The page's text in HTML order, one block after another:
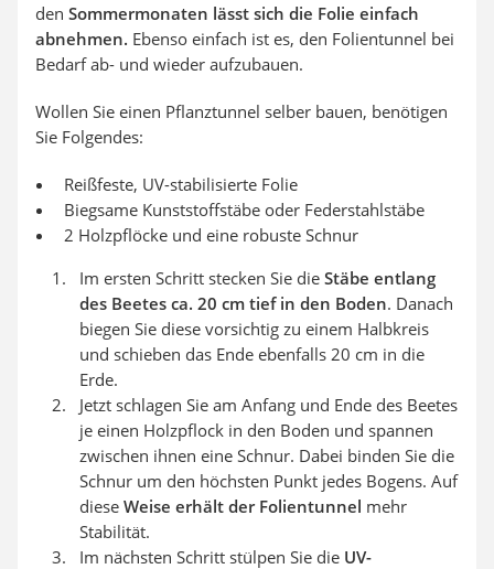
den Sommermonaten lässt sich die Folie einfach
abnehmen. Ebenso einfach ist es, den Folientunnel bei
Bedarf ab- und wieder aufzubauen.
Wollen Sie einen Pflanztunnel selber bauen, benötigen
Sie Folgendes:
Reißfeste, UV-stabilisierte Folie
Biegsame Kunststoffstäbe oder Federstahlstäbe
2 Holzpflöcke und eine robuste Schnur
Im ersten Schritt stecken Sie die Stäbe entlang
des Beetes ca. 20 cm tief in den Boden. Danach
biegen Sie diese vorsichtig zu einem Halbkreis
und schieben das Ende ebenfalls 20 cm in die
Erde.
Jetzt schlagen Sie am Anfang und Ende des Beetes
je einen Holzpflock in den Boden und spannen
zwischen ihnen eine Schnur. Dabei binden Sie die
Schnur um den höchsten Punkt jedes Bogens. Auf
diese Weise erhält der Folientunnel mehr
Stabilität.
Im nächsten Schritt stülpen Sie die UV-